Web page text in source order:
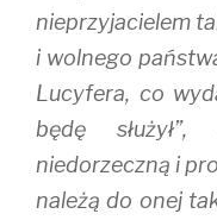
nieprzyjacielem
i wolnego
Lucyfera, co
będę
niedorzeczną i
należą do onej